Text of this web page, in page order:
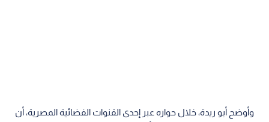
وأوضح أبو ريدة، خلال حواره عبر إحدى القنوات الفضائية المصرية، أن